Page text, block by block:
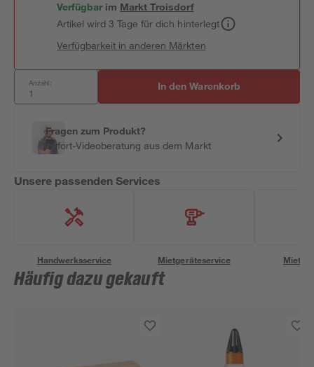
Verfügbar im MarktTroisdorf
Artikel wird 3 Tage für dich hinterlegt
Verfügbarkeit in anderen Märkten
Anzahl: In den Warenkorb
Fragen zum Produkt?
Sofort-Videoberatung aus dem Markt
Unsere passenden Services
Handwerksservice Mietgeräteservice
Häufig dazu gekauft